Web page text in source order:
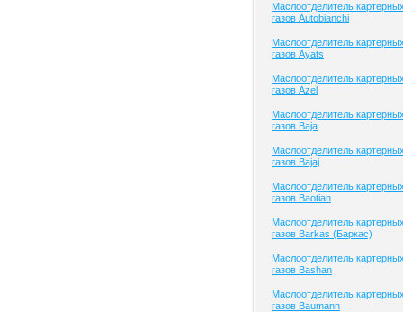
Маслоотделитель
газов Autobianchi
Маслоотделитель
газов Ayats
Маслоотделитель
газов Azel
Маслоотделитель
газов Baja
Маслоотделитель
газов Bajaj
Маслоотделитель
газов Baotian
Маслоотделитель
газов Barkas (Баркас)
Маслоотделитель
газов Bashan
Маслоотделитель
газов Baumann